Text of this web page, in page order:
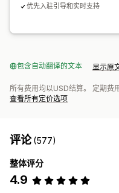
优先入驻引导和实时支持
包含自动翻译的文本 显示原
所有费用均以USD结算。 定期费
查看所有定价选项
评论(577)
整体评分
4.9